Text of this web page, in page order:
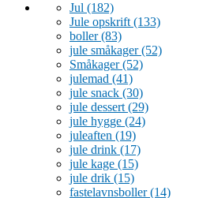
Jul (182)
Jule opskrift (133)
boller(83)
jule småkager(52)
Småkager(52)
julemad (41)
jule snack (30)
jule dessert (29)
jule hygge (24)
juleaften (19)
jule drink (17)
jule kage (15)
jule drik (15)
fastelavnsboller(14)